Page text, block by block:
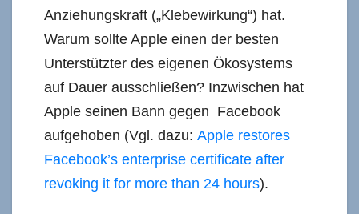
Anziehungskraft („Klebewirkung“) hat.
Warum sollte Apple einen der besten
Unterstützter des eigenen Ökosystems
auf Dauer ausschließen? Inzwischen hat
Apple seinen Bann gegen Facebook
aufgehoben (Vgl. dazu: Apple restores
Facebook’s enterprise certificate after
revoking it for more than 24 hours).